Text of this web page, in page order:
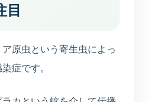
目
原虫という寄生虫によっ
症です。